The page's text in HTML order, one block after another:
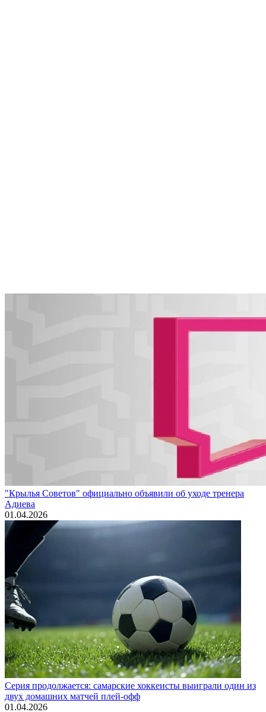
"Крылья Советов" официально объявили об уходе тренера
Адиева
01.04.2026
Серия продолжается: самарские хоккеисты выиграли один из
двух домашних матчей плей-офф
01.04.2026